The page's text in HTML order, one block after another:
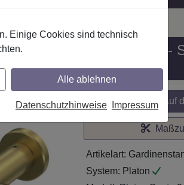
läufig, Modell PLATON -
Auf
Modell:
Einige Cookies sind technisch
Datenschutzhinweise Impressum